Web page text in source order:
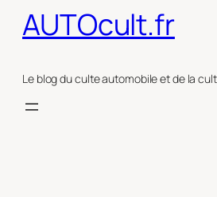
AUTOcult.fr
Le blog du culte automobile et de la